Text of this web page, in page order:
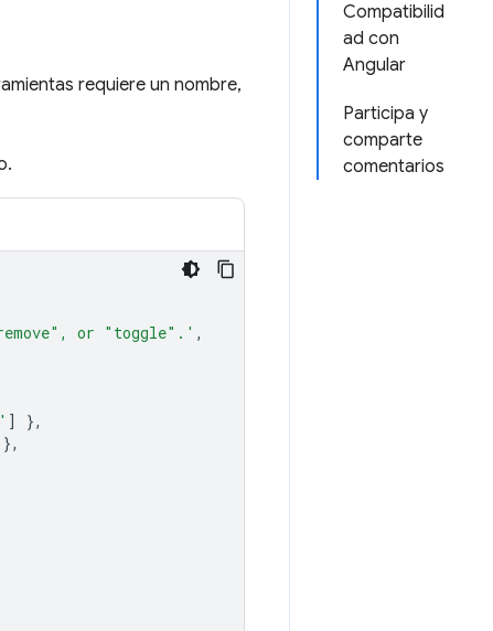
Compatibilid
ad con
Angular
Participa y
comparte
comentarios
requiere un nombre,
or "toggle".' ,
]
},
},